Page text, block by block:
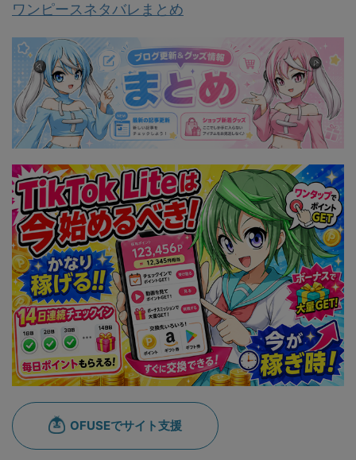
ワンピースネタバレまとめ